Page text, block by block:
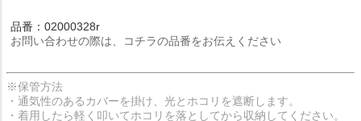
品番：02000328r
お問い合わせの際は、コチラの品番をお伝えください
※保管方法
・通気性のあるカバーを掛け、光とホコリを遮断します。
・着用したら軽く叩いてホコリを落としてから収納してください。